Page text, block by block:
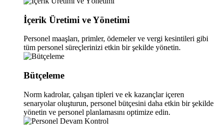
İçerik Üretimi ve Yönetimi
Personel maaşları, primler, ödemeler ve vergi kesintileri gibi
tüm personel süreçlerinizi etkin bir şekilde yönetin.
Bütçeleme
Norm kadrolar, çalışan tipleri ve ek kazançlar içeren
senaryolar oluşturun, personel bütçesini daha etkin bir şekilde
yönetin ve personel planlamasını optimize edin.